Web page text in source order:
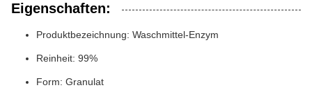
Eigenschaften:
Produktbezeichnung: Waschmittel-Enzym
Reinheit: 99%
Form: Granulat